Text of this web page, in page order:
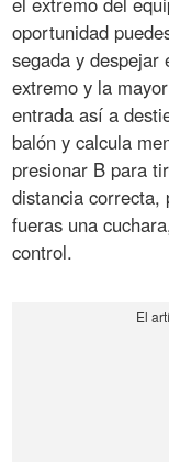
oportunidad
segada y despejar
extremo y la
entrada así a
balón y calcula
presionar B para
distancia correcta,
fueras una
control.